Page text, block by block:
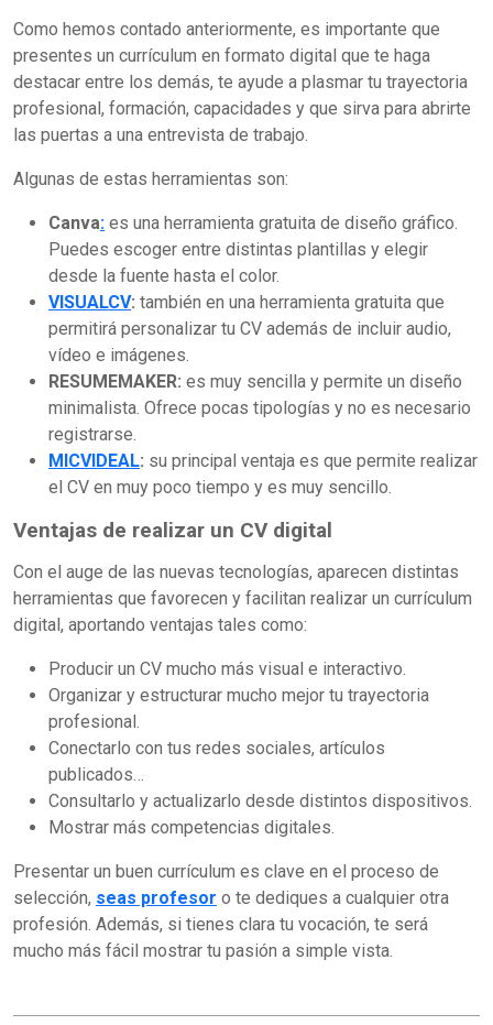
Como hemos contado anteriormente, es importante que
presentes un currículum en formato digital que te haga
destacar entre los demás, te ayude a plasmar tu trayectoria
profesional, formación, capacidades y que sirva para abrirte
las puertas a una entrevista de trabajo.
Algunas de estas herramientas son:
Canva: es una herramienta gratuita de diseño gráfico.
Puedes escoger entre distintas plantillas y elegir
desde la fuente hasta el color.
VISUALCV: también en una herramienta gratuita que
permitirá personalizar tu CV además de incluir audio,
vídeo e imágenes.
RESUMEMAKER: es muy sencilla y permite un diseño
minimalista. Ofrece pocas tipologías y no es necesario
registrarse.
MICVIDEAL: su principal ventaja es que permite realizar
el CV en muy poco tiempo y es muy sencillo.
Ventajas de realizar un CV digital
Con el auge de las nuevas tecnologías, aparecen distintas
herramientas que favorecen y facilitan realizar un currículum
digital, aportando ventajas tales como:
Producir un CV mucho más visual e interactivo.
Organizar y estructurar mucho mejor tu trayectoria
profesional.
Conectarlo con tus redes sociales, artículos
publicados…
Consultarlo y actualizarlo desde distintos dispositivos.
Mostrar más competencias digitales.
Presentar un buen currículum es clave en el proceso de
selección, seas profesor o te dediques a cualquier otra
profesión. Además, si tienes clara tu vocación, te será
mucho más fácil mostrar tu pasión a simple vista.